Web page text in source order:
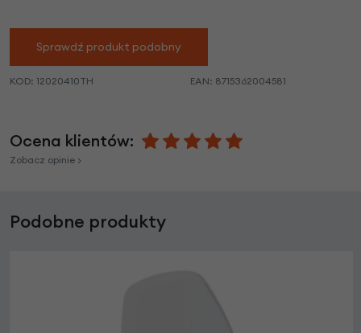
Sprawdź produkt podobny
KOD: 12020410TH EAN: 8715362004581
Ocena klientów:
Zobacz opinie >
Podobne produkty